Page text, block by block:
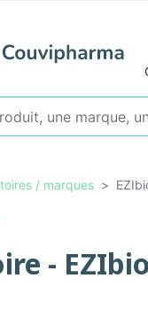
/ marques
-